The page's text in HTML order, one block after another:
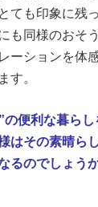
ても印象に残
も同様のおそ
ーションを体
す。
の便利な暮ら
はその素晴ら
るのでしょうか